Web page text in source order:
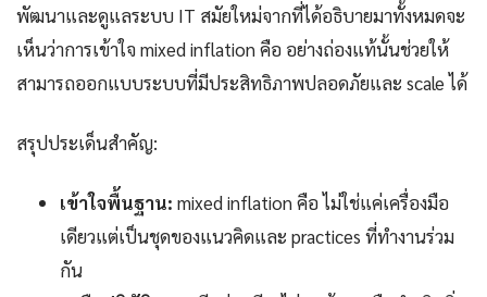
พัฒนาและดูแลระบบ IT สมัยใหม่จากที่ได้อธิบายมาทั้งหมดจะ
เห็นว่าการเข้าใจ mixed inflation คือ อย่างถ่องแท้นั้นช่วยให้
สามารถออกแบบระบบที่มีประสิทธิภาพปลอดภัยและ scale ได้
สรุปประเด็นสำคัญ:
เข้าใจพื้นฐาน: mixed inflation คือ ไม่ใช่แค่เครื่องมือ
เดียวแต่เป็นชุดของแนวคิดและ practices ที่ทำงานร่วม
กัน